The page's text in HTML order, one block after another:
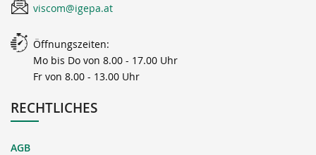
viscom@igepa.at
Öffnungszeiten:
Mo bis Do von 8.00 - 17.00 Uhr
Fr von 8.00 - 13.00 Uhr
RECHTLICHES
AGB